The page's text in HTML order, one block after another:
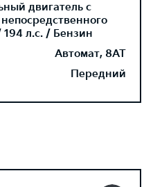
двигатель с
л.с. / Бензин
Автомат, 8AT
Передний